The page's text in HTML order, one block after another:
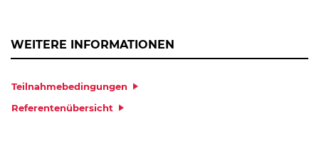
WEITERE INFORMATIONEN
Teilnahmebedingungen
Referentenübersicht